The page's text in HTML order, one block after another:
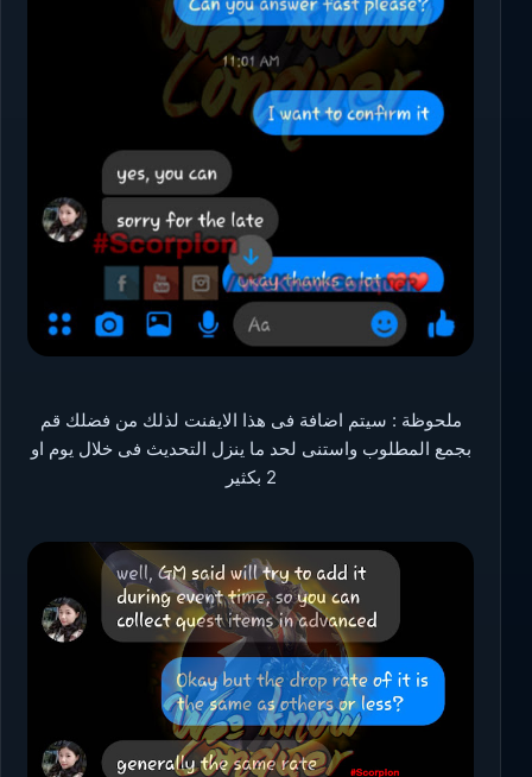
ملحوظة : سيتم اضافة فى هذا الايفنت لذلك من فضلك قم
بجمع المطلوب واستنى لحد ما ينزل التحديث فى خلال يوم او
2 بكثير